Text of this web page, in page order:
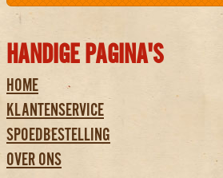
HANDIGE PAGINA'S
HOME
KLANTENSERVICE
SPOEDBESTELLING
OVER ONS